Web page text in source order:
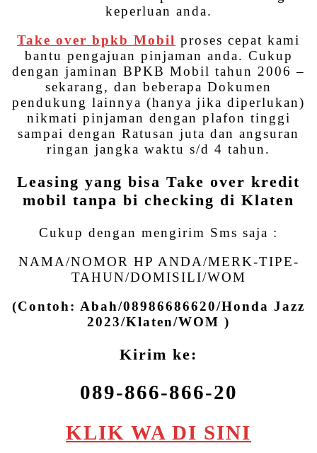
keperluan anda.
Take over bpkb Mobil proses cepat kami
bantu pengajuan pinjaman anda. Cukup
dengan jaminan BPKB Mobil tahun 2006 –
sekarang, dan beberapa Dokumen
pendukung lainnya (hanya jika diperlukan)
nikmati pinjaman dengan plafon tinggi
sampai dengan Ratusan juta dan angsuran
ringan jangka waktu s/d 4 tahun.
Leasing yang bisa Take over kredit
mobil tanpa bi checking di Klaten
Cukup dengan mengirim Sms saja :
NAMA/NOMOR HP ANDA/MERK-TIPE-
TAHUN/DOMISILI/WOM
(Contoh: Abah/08986686620/Honda Jazz
2023/Klaten/WOM )
Kirim ke:
089-866-866-20
KLIK WA DI SINI